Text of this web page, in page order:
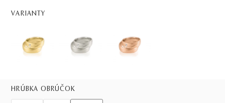
VARIANTY
HRÚBKA OBRÚČOK